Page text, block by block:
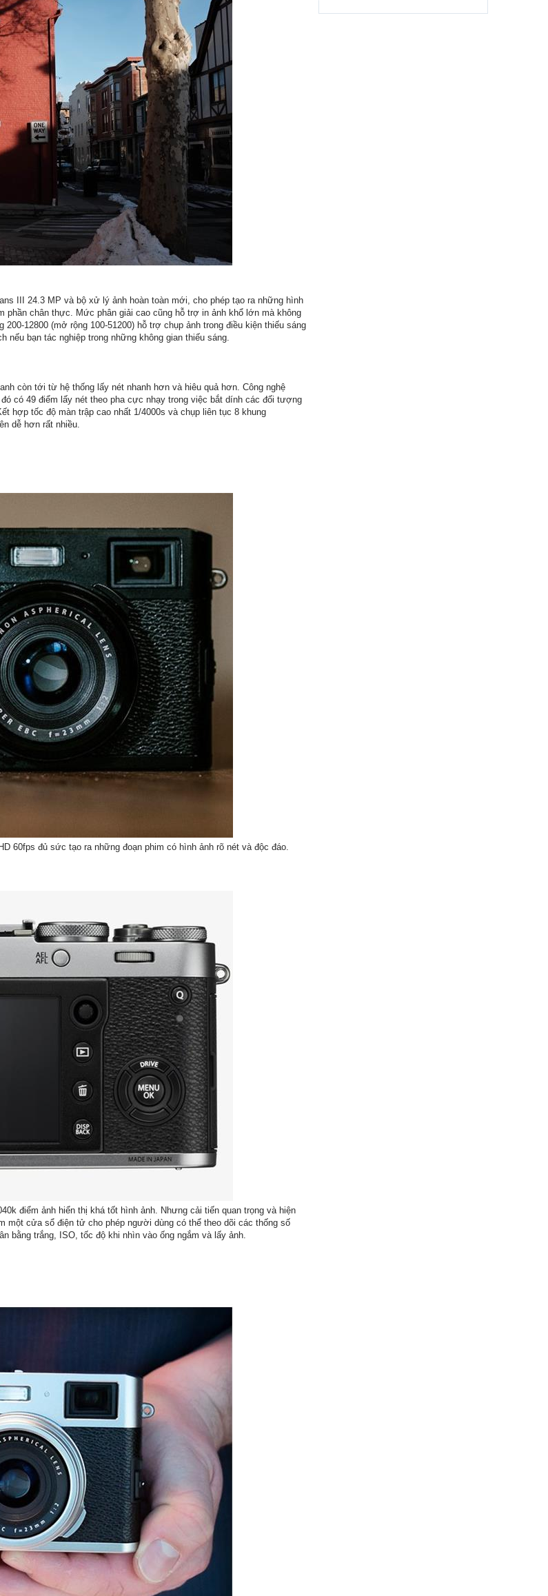
III 24.3 MP và bộ xử lý ảnh hoàn toàn mới, cho phép tạo ra những hình
chân thực. Mức phân giải cao cũng hỗ trợ in ảnh khổ lớn mà không
12800 (mở rộng 100-51200) hỗ trợ chụp ảnh trong điều kiện thiếu sáng
bạn tác nghiệp trong những không gian thiếu sáng.
còn tới từ hệ thống lấy nét nhanh hơn và hiêu quả hơn. Công nghệ
có 49 điểm lấy nét theo pha cực nhạy trong việc bắt dính các đối tượng
hợp tốc độ màn trập cao nhất 1/4000s và chụp liên tục 8 khung
dễ hơn rất nhiều.
60fps đủ sức tạo ra những đoạn phim có hình ảnh rõ nét và độc đáo.
điểm ảnh hiển thị khá tốt hình ảnh. Nhưng cải tiến quan trọng và hiện
một cửa sổ điện tử cho phép người dùng có thể theo dõi các thống số
bằng trắng, ISO, tốc độ khi nhìn vào ống ngắm và lấy ảnh.